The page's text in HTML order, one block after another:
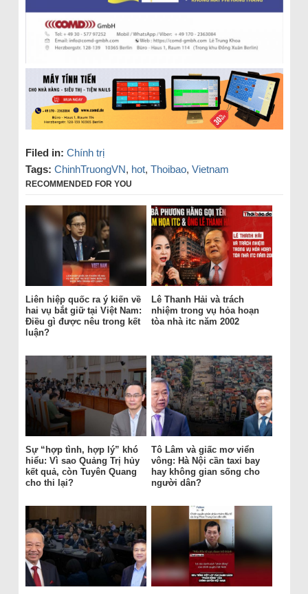
Filed in: Chính trị
Tags: ChinhTruongVN, hot, Thoibao, Vietnam
RECOMMENDED FOR YOU
Liên hiệp quốc ra ý kiến về
hai vụ bắt giữ tại Việt Nam:
Điều gì được nêu trong kết
luận?
Lê Thanh Hải và trách
nhiệm trong vụ hỏa hoạn
tòa nhà itc năm 2002
Sự “hợp tình, hợp lý” khó
hiểu: Vì sao Quảng Trị hủy
kết quả, còn Tuyên Quang
cho thi lại?
Tô Lâm và giấc mơ viển
vông: Hà Nội cần taxi bay
hay không gian sống cho
người dân?